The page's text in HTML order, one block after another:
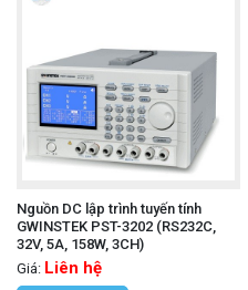
Nguồn DC lập trình tuyến tính
GWINSTEK PST-3202 (RS232C,
32V, 5A, 158W, 3CH)
Giá: Liên hệ